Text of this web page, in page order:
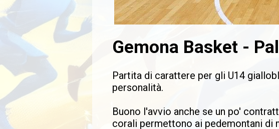
Gemona Basket -
Partita di carattere per gli U14
personalità.
Buono l'avvio anche se un po'
corali permettono ai pedemontani di